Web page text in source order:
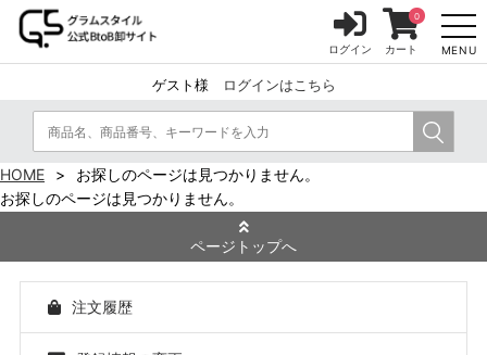
ゲスト様 ログインはこちら
MENU
ログイン カート
0
HOME
お探しのページは見つかりません。
お探しのページは見つかりません。
ページトップへ
注文履歴